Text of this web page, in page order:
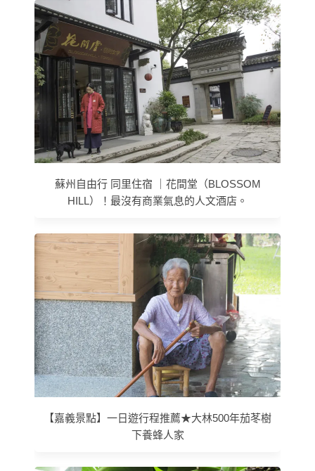
蘇州自由行 同里住宿 ｜花間堂（BLOSSOM
HILL）！最沒有商業氣息的人文酒店。
【嘉義景點】一日遊行程推薦★大林500年茄苳樹
下養蜂人家